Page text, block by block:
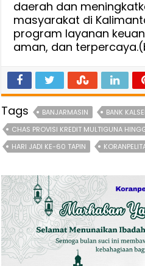
daerah dan
masyarakat di
program layanan
aman, dan
Tags BANJARMASIN
BANK
CHAS PROVISI KREDIT MULTIGUNA
HARI JADI KE-60 TAPIN